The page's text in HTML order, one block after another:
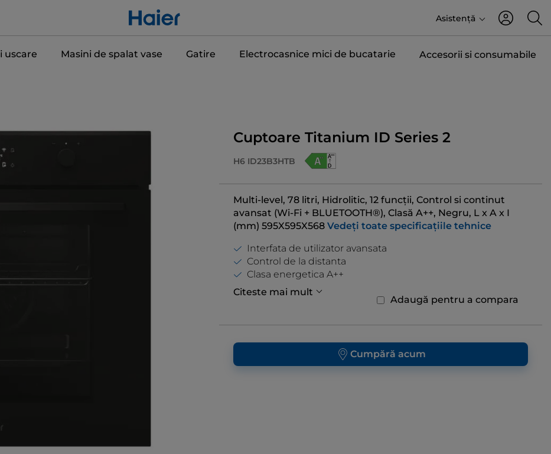
Asistență
uscare Masini de spalat vase Gatire Electrocasnice mici de bucatarie Accesorii si consumabile
Cuptoare Titanium ID Series 2
H6 ID23B3HTB
Multi-level, 78 litri, Hidrolitic, 12 funcții, Control si continut
avansat (Wi-Fi + BLUETOOTH®), Clasă A++, Negru, L x A x I
(mm) 595X595X568 Vedeți toate specificațiile tehnice
Adaugă pentru a compara
Interfata de utilizator avansata
Control de la distanta
Clasa energetica A++
Citeste mai mult
Cumpără acum